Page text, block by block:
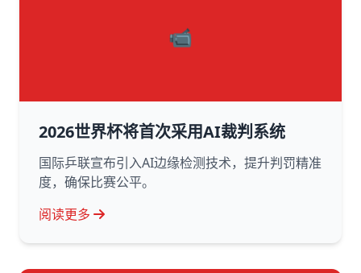
📹
2026世界杯将首次采用AI裁判系统
国际乒联宣布引入AI边缘检测技术，提升判罚精准
度，确保比赛公平。
阅读更多